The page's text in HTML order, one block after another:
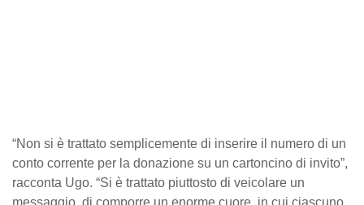
“Non si è trattato semplicemente di inserire il numero di un
conto corrente per la donazione su un cartoncino di invito”,
racconta Ugo. “Si è trattato piuttosto di veicolare un
messaggio, di comporre un enorme cuore, in cui ciascuno,